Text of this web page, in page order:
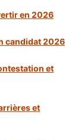
en 2026
candidat 2026
et
et